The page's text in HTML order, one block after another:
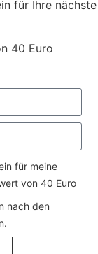
für Ihre nächste
40 Euro
für meine
von 40 Euro
nach den